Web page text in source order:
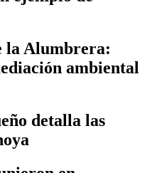
la Alumbrera:
ambiental
detalla las